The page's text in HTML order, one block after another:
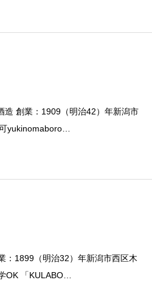
創業：1909（明治42）年新潟市
yukinomaboro…
1899（明治32）年新潟市西区木
OK 「KULABO…